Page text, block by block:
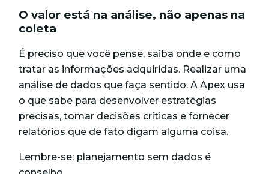
O valor está na análise, não apenas na
coleta
É preciso que você pense, saiba onde e como
tratar as informações adquiridas. Realizar uma
análise de dados que faça sentido. A Apex usa
o que sabe para desenvolver estratégias
precisas, tomar decisões críticas e fornecer
relatórios que de fato digam alguma coisa.
Lembre-se: planejamento sem dados é